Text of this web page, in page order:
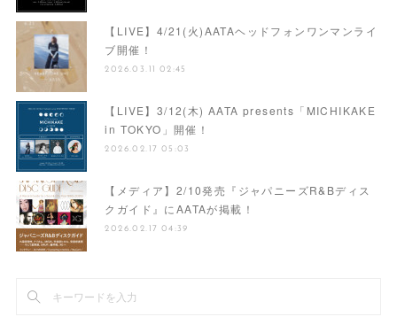
【LIVE】4/21(火)AATAヘッドフォンワンマンライ
ブ開催！
2026.03.11 02:45
【LIVE】3/12(木) AATA presents「MICHIKAKE
in TOKYO」開催！
2026.02.17 05:03
【メディア】2/10発売『ジャパニーズR&Bディス
クガイド』にAATAが掲載！
2026.02.17 04:39